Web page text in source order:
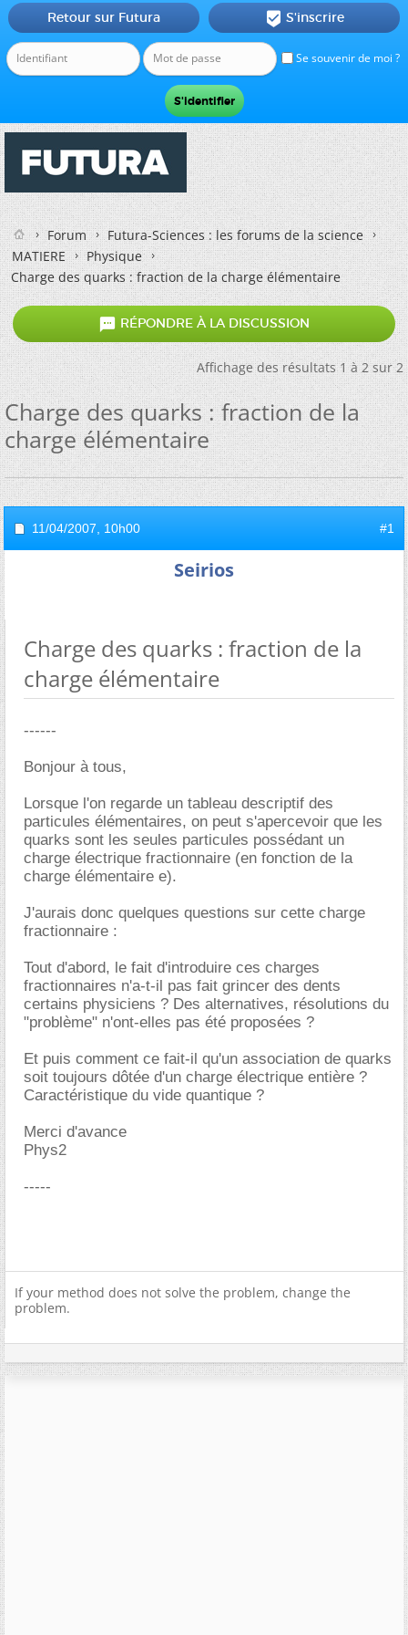
Se souvenir de moi ?
Retour sur Futura  S'inscrire
Forum
Futura-Sciences : les forums de la science
MATIERE
Physique
Charge des quarks : fraction de la charge élémentaire
 RÉPONDRE À LA DISCUSSION
Affichage des résultats 1 à 2 sur 2
Charge des quarks : fraction de la
charge élémentaire
11/04/2007, 10h00 #1
Seirios
Charge des quarks : fraction de la
charge élémentaire
------
Bonjour à tous,
Lorsque l'on regarde un tableau descriptif des
particules élémentaires, on peut s'apercevoir que les
quarks sont les seules particules possédant un
charge électrique fractionnaire (en fonction de la
charge élémentaire e).
J'aurais donc quelques questions sur cette charge
fractionnaire :
Tout d'abord, le fait d'introduire ces charges
fractionnaires n'a-t-il pas fait grincer des dents
certains physiciens ? Des alternatives, résolutions du
"problème" n'ont-elles pas été proposées ?
Et puis comment ce fait-il qu'un association de quarks
soit toujours dôtée d'un charge électrique entière ?
Caractéristique du vide quantique ?
Merci d'avance
Phys2
-----
If your method does not solve the problem, change the
problem.